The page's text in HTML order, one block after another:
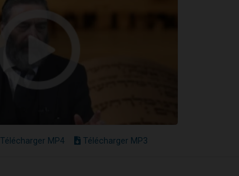
Télécharger MP4 Télécharger MP3